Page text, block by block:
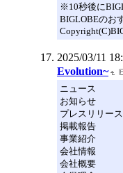
※10秒後に
BIGLOBEのお
2025/03/11
Evolution~
ニュース
お知らせ
プレスリリース
掲載報告
事業紹介
会社情報
会社概要